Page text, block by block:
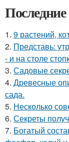
Последние
1. 9 растений,
2. Представь:
- и на столе
3. Садовые
4. Древесные
сада.
5. Несколько
6. Секреты
7. Богатый